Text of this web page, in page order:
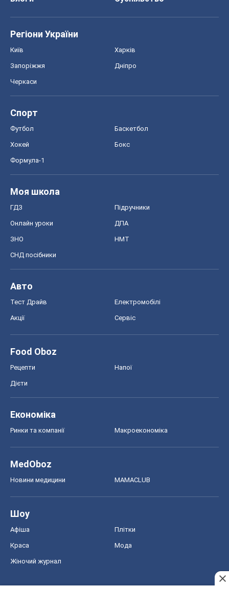
Регіони України
Київ Харків
Запоріжжя Дніпро
Черкаси
Спорт
Футбол Баскетбол
Хокей Бокс
Формула-1
Моя школа
ГДЗ Підручники
Онлайн уроки ДПА
ЗНО НМТ
СНД посібники
Авто
Тест Драйв Електромобілі
Акції Сервіс
Food Oboz
Рецепти Напої
Дієти
Економіка
Ринки та компанії Макроекономіка
MedOboz
Новини медицини MAMACLUB
Шоу
Афіша Плітки
Краса Мода
Жіночий журнал